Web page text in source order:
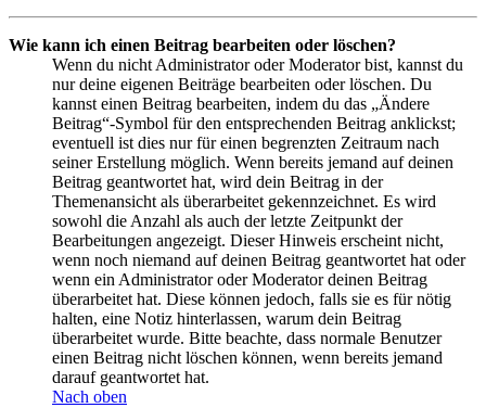
Wie kann ich einen Beitrag bearbeiten oder löschen?
Wenn du nicht Administrator oder Moderator bist, kannst du
nur deine eigenen Beiträge bearbeiten oder löschen. Du
kannst einen Beitrag bearbeiten, indem du das „Ändere
Beitrag“-Symbol für den entsprechenden Beitrag anklickst;
eventuell ist dies nur für einen begrenzten Zeitraum nach
seiner Erstellung möglich. Wenn bereits jemand auf deinen
Beitrag geantwortet hat, wird dein Beitrag in der
Themenansicht als überarbeitet gekennzeichnet. Es wird
sowohl die Anzahl als auch der letzte Zeitpunkt der
Bearbeitungen angezeigt. Dieser Hinweis erscheint nicht,
wenn noch niemand auf deinen Beitrag geantwortet hat oder
wenn ein Administrator oder Moderator deinen Beitrag
überarbeitet hat. Diese können jedoch, falls sie es für nötig
halten, eine Notiz hinterlassen, warum dein Beitrag
überarbeitet wurde. Bitte beachte, dass normale Benutzer
einen Beitrag nicht löschen können, wenn bereits jemand
darauf geantwortet hat.
Nach oben